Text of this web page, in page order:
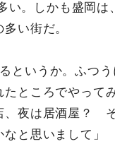
い。しかも盛岡は
い街だ。
というか。ふつ
ところでやって
、夜は居酒屋？
と思いまして」